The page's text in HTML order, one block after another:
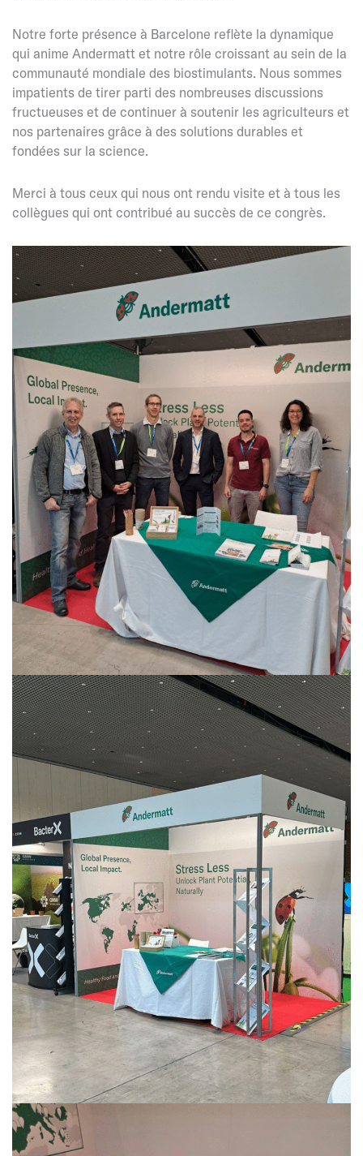
Notre forte présence à Barcelone reflète la dynamique
qui anime Andermatt et notre rôle croissant au sein de la
communauté mondiale des biostimulants. Nous sommes
impatients de tirer parti des nombreuses discussions
fructueuses et de continuer à soutenir les agriculteurs et
nos partenaires grâce à des solutions durables et
fondées sur la science.
Merci à tous ceux qui nous ont rendu visite et à tous les
collègues qui ont contribué au succès de ce congrès.